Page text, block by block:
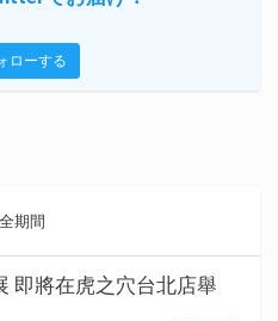
ローする
全期間
即將在虎之穴台北店舉